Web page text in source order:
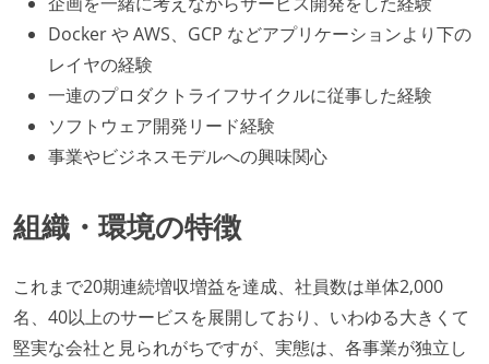
Docker や AWS、GCP などアプリケーションより下の
レイヤの経験
一連のプロダクトライフサイクルに従事した経験
ソフトウェア開発リード経験
事業やビジネスモデルへの興味関心
組織・環境の特徴
これまで20期連続増収増益を達成、社員数は単体2,000
名、40以上のサービスを展開しており、いわゆる大きくて
堅実な会社と見られがちですが、実態は、各事業が独立し